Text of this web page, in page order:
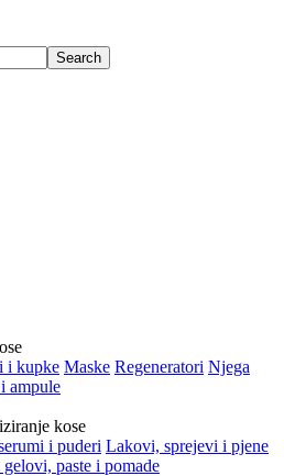
i kupke Maske Regeneratori Njega
ampule
kose
i puderi Lakovi, sprejevi i pjene
paste i pomade